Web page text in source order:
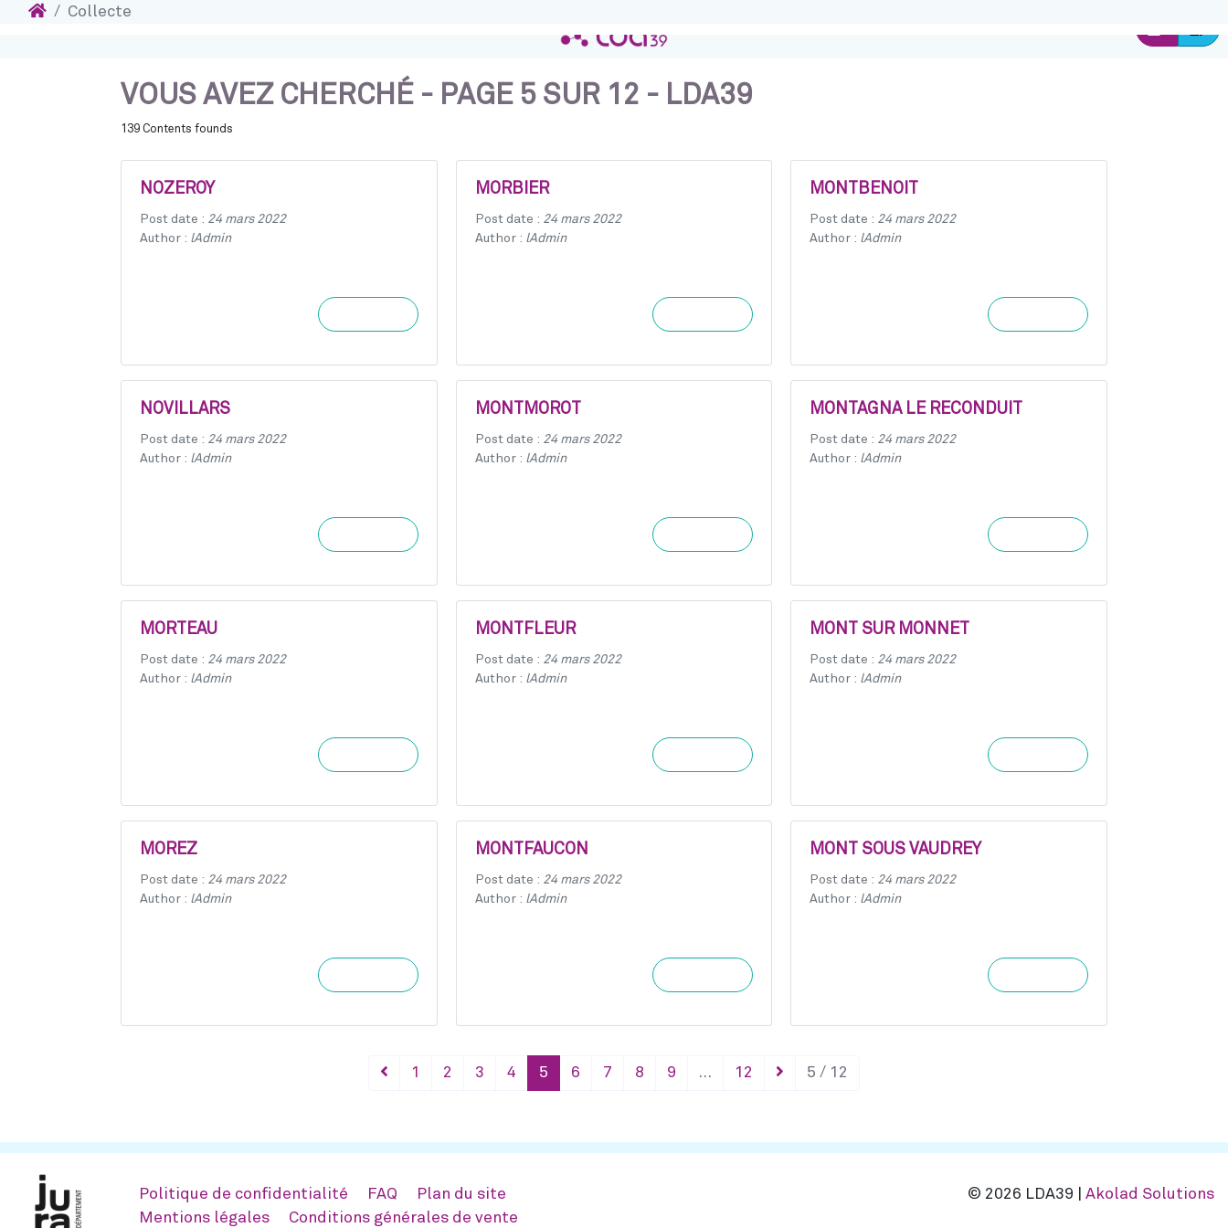
Connexion
AccueilCollecte
VOUS AVEZ CHERCHÉ - PAGE 5 SUR 12 - LDA39
139 Contents founds
NOZEROY
Post date : 24 mars 2022
Author : lAdmin
NOVILLARS
Post date : 24 mars 2022
Author : lAdmin
MORTEAU
Post date : 24 mars 2022
Author : lAdmin
MOREZ
Post date : 24 mars 2022
Author : lAdmin
MORBIER
Post date : 24 mars 2022
Author : lAdmin
MONTMOROT
Post date : 24 mars 2022
Author : lAdmin
MONTFLEUR
Post date : 24 mars 2022
Author : lAdmin
MONTFAUCON
Post date : 24 mars 2022
Author : lAdmin
MONTBENOIT
Post date : 24 mars 2022
Author : lAdmin
MONTAGNA LE RECONDUIT
Post date : 24 mars 2022
Author : lAdmin
MONT SUR MONNET
Post date : 24 mars 2022
Author : lAdmin
MONT SOUS VAUDREY
Post date : 24 mars 2022
Author : lAdmin
1 2 3 4 5 6 7 8 9 … 12 5 / 12
Politique de confidentialité FAQ
Plan du site
Mentions légales
Conditions générales de vente
© 2026 LDA39 | Akolad Solutions